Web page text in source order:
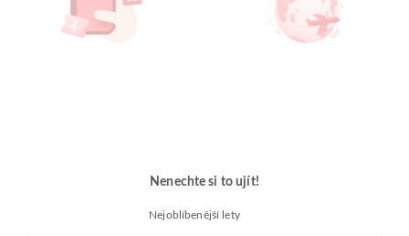
Nenechte si to ujít!
Nejoblíbenější lety